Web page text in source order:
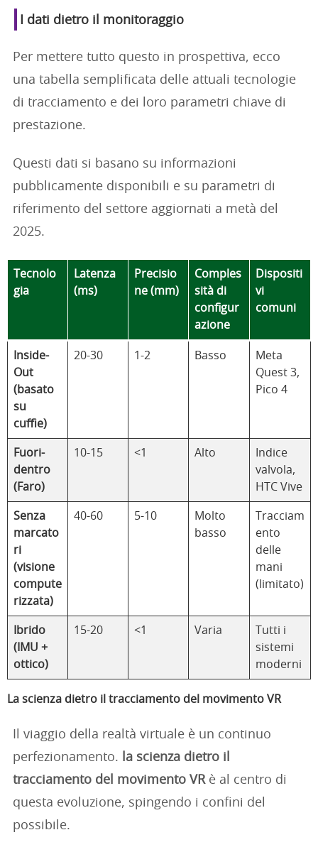
I dati dietro il monitoraggio
Per mettere tutto questo in prospettiva, ecco
una tabella semplificata delle attuali tecnologie
di tracciamento e dei loro parametri chiave di
prestazione.
Questi dati si basano su informazioni
pubblicamente disponibili e su parametri di
riferimento del settore aggiornati a metà del
2025.
Tecnolo
gia
Latenza
(ms)
Precisio
ne (mm)
Comples
sità di
configur
azione
Dispositi
vi
comuni
Inside-
Out
(basato
su
cuffie)
20-30 1-2 Basso
Meta
Quest 3,
Pico 4
Fuori-
dentro
(Faro)
10-15 <1 Alto
Indice
valvola,
HTC Vive
Senza
marcato
ri
(visione
compute
rizzata)
40-60 5-10
Molto
basso
Tracciam
ento
delle
mani
(limitato)
Ibrido
(IMU +
ottico)
15-20 <1 Varia
Tutti i
sistemi
moderni
La scienza dietro il tracciamento del movimento VR
Il viaggio della realtà virtuale è un continuo
perfezionamento.
la scienza dietro il
tracciamento del movimento VRè al centro di
questa evoluzione, spingendo i confini del
possibile.